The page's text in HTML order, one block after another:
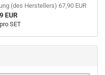
(des Herstellers) 67,90 EUR
EUR
SET